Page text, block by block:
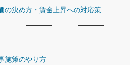
の決め方・賃金上昇への対応策
施策のやり方